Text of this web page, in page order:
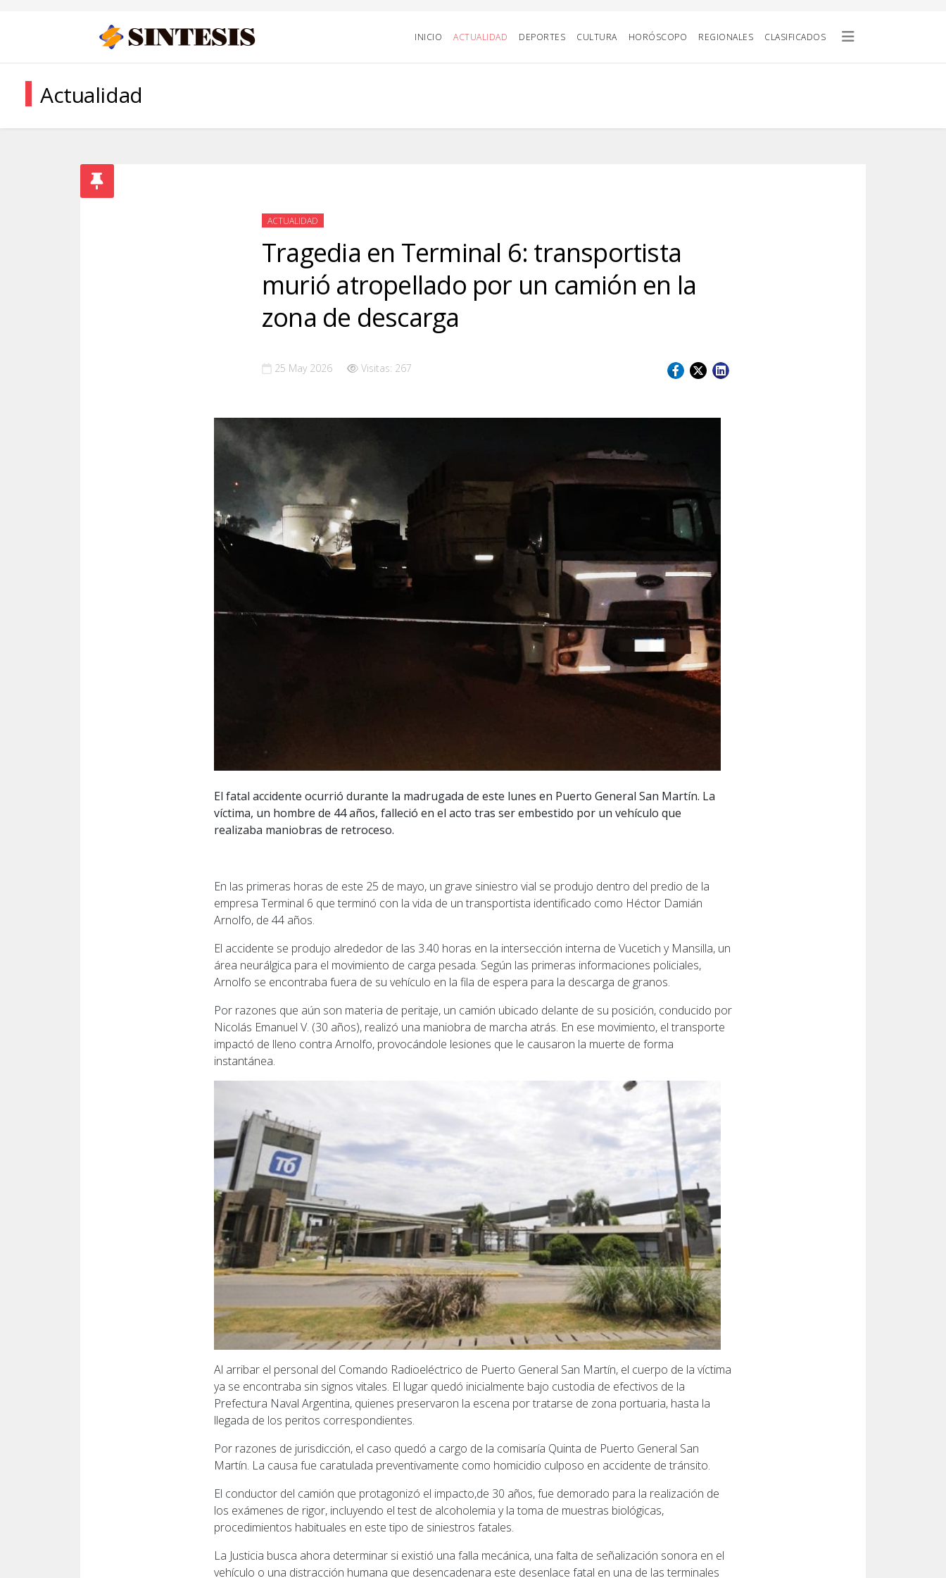
INICIO ACTUALIDAD DEPORTES CULTURA HORÓSCOPO REGIONALES CLASIFICADOS
Actualidad
ACTUALIDAD
Tragedia en Terminal 6: transportista
murió atropellado por un camión en la
zona de descarga
25 May 2026 Visitas: 267
El fatal accidente ocurrió durante la madrugada de este lunes en Puerto General San Martín. La
víctima, un hombre de 44 años, falleció en el acto tras ser embestido por un vehículo que
realizaba maniobras de retroceso.
En las primeras horas de este 25 de mayo, un grave siniestro vial se produjo dentro del predio de la
empresa Terminal 6 que terminó con la vida de un transportista identificado como Héctor Damián
Arnolfo, de 44 años.
El accidente se produjo alrededor de las 3.40 horas en la intersección interna de Vucetich y Mansilla, un
área neurálgica para el movimiento de carga pesada. Según las primeras informaciones policiales,
Arnolfo se encontraba fuera de su vehículo en la fila de espera para la descarga de granos.
Por razones que aún son materia de peritaje, un camión ubicado delante de su posición, conducido por
Nicolás Emanuel V. (30 años), realizó una maniobra de marcha atrás. En ese movimiento, el transporte
impactó de lleno contra Arnolfo, provocándole lesiones que le causaron la muerte de forma
instantánea.
Al arribar el personal del Comando Radioeléctrico de Puerto General San Martín, el cuerpo de la víctima
ya se encontraba sin signos vitales. El lugar quedó inicialmente bajo custodia de efectivos de la
Prefectura Naval Argentina, quienes preservaron la escena por tratarse de zona portuaria, hasta la
llegada de los peritos correspondientes.
Por razones de jurisdicción, el caso quedó a cargo de la comisaría Quinta de Puerto General San
Martín. La causa fue caratulada preventivamente como homicidio culposo en accidente de tránsito.
El conductor del camión que protagonizó el impacto,de 30 años, fue demorado para la realización de
los exámenes de rigor, incluyendo el test de alcoholemia y la toma de muestras biológicas,
procedimientos habituales en este tipo de siniestros fatales.
La Justicia busca ahora determinar si existió una falla mecánica, una falta de señalización sonora en el
vehículo o una distracción humana que desencadenara este desenlace fatal en una de las terminales